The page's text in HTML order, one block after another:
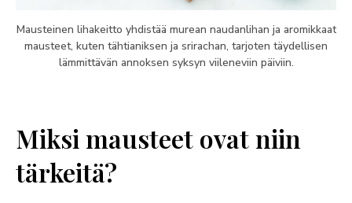
Mausteinen lihakeitto yhdistää murean naudanlihan ja aromikkaat
mausteet, kuten tähtianiksen ja srirachan, tarjoten täydellisen
lämmittävän annoksen syksyn viileneviin päiviin.
Miksi mausteet ovat niin
tärkeitä?